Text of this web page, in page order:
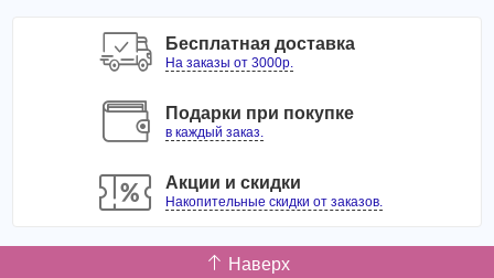
Бесплатная доставка
На заказы от 3000р.
Подарки при покупке
в каждый заказ.
Акции и скидки
Накопительные скидки от заказов.
Наверх